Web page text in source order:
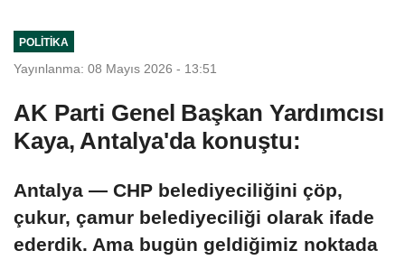
POLITIKA
Yayınlanma: 08 Mayıs 2026 - 13:51
AK Parti Genel Başkan Yardımcısı
Kaya, Antalya'da konuştu:
Antalya — CHP belediyeciliğini çöp,
çukur, çamur belediyeciliği olarak ifade
ederdik. Ama bugün geldiğimiz noktada